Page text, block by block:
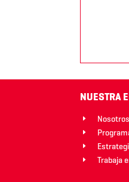
NUESTRA
E Nosotros
E
E
E Trabaja